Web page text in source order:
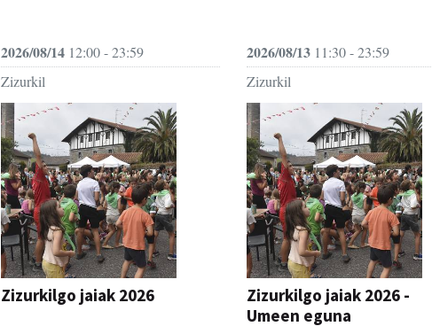
2026/08/1412:00 - 23:59
Zizurkil
Zizurkilgo jaiak 2026
2026/08/13 11:30 - 23:59
Zizurkil
Zizurkilgo jaiak 2026 -
Umeen eguna